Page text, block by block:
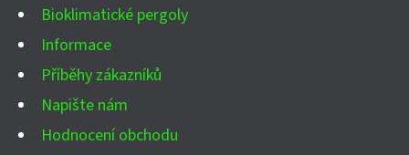
Bioklimatické pergoly
Informace
Příběhy zákazníků
Napište nám
Hodnocení obchodu